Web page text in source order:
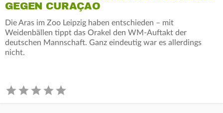
GEGEN CURAÇAO
Die Aras im Zoo Leipzig haben entschieden – mit
Weidenbällen tippt das Orakel den WM-Auftakt der
deutschen Mannschaft. Ganz eindeutig war es allerdings
nicht.